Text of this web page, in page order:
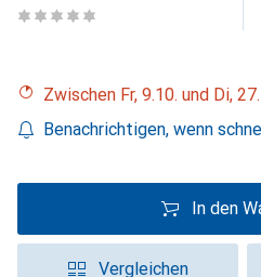
Zwischen Fr, 9.10. und Di,
Benachrichtigen, wenn
In den
Vergleichen